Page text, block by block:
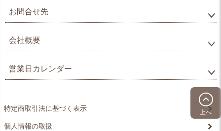
上へ
お問合せ先
会社概要
営業日カレンダー
特定商取引法に基づく表示
個人情報の取扱